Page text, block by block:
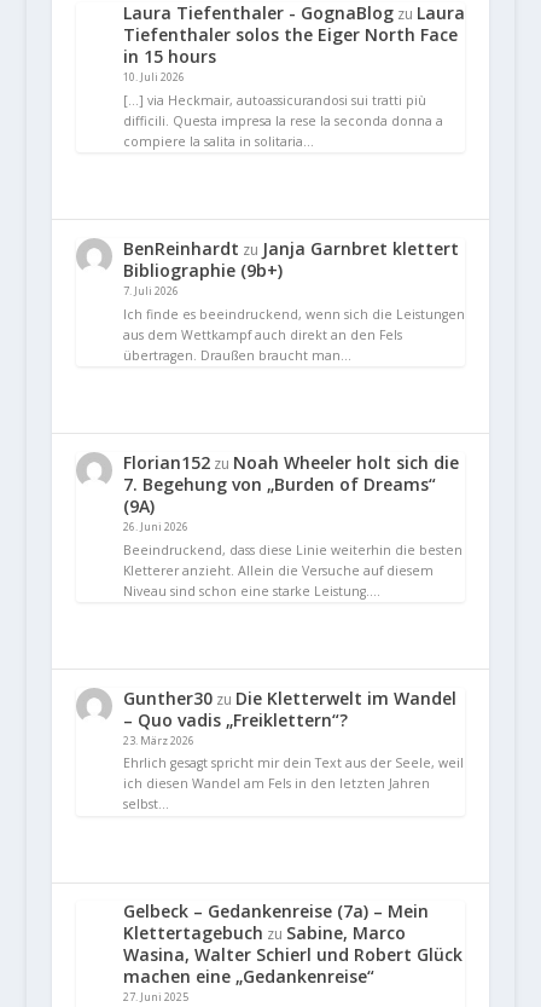
Laura Tiefenthaler - GognaBlogzu Laura
Tiefenthaler solos the Eiger North Face
in 15 hours
10. Juli 2026
[…] via Heckmair, autoassicurandosi sui tratti più
difficili. Questa impresa la rese la seconda donna a
compiere la salita in solitaria…
BenReinhardt zu Janja Garnbret klettert
Bibliographie (9b+)
7. Juli 2026
Ich finde es beeindruckend, wenn sich die Leistungen
aus dem Wettkampf auch direkt an den Fels
übertragen. Draußen braucht man…
Florian152zu Noah Wheeler holt sich die
7. Begehung von „Burden of Dreams“
(9A)
26. Juni 2026
Beeindruckend, dass diese Linie weiterhin die besten
Kletterer anzieht. Allein die Versuche auf diesem
Niveau sind schon eine starke Leistung.…
Gunther30zu Die Kletterwelt im Wandel
– Quo vadis „Freiklettern“?
23. März 2026
Ehrlich gesagt spricht mir dein Text aus der Seele, weil
ich diesen Wandel am Fels in den letzten Jahren
selbst…
Gelbeck – Gedankenreise (7a) – Mein
Klettertagebuch zu Sabine, Marco
Wasina, Walter Schierl und Robert Glück
machen eine „Gedankenreise“
27. Juni 2025